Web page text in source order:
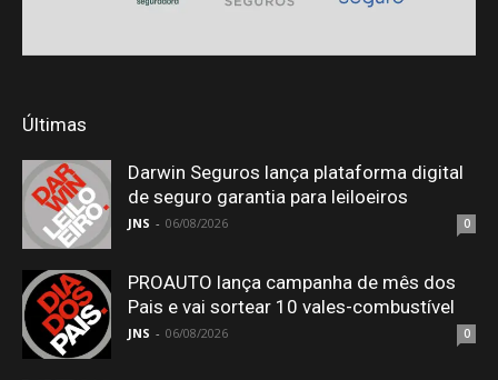
Últimas
Darwin Seguros lança plataforma digital
de seguro garantia para leiloeiros
JNS - 06/08/2026 0
PROAUTO lança campanha de mês dos
Pais e vai sortear 10 vales-combustível
JNS - 06/08/2026 0